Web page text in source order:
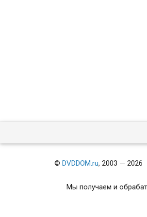
©DVDDOM.ru, 2003 — 2026
Мы получаем и